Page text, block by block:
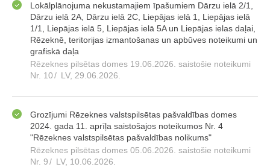
Lokālplānojuma nekustamajiem īpašumiem Dārzu ielā 2/1,
Dārzu ielā 2A, Dārzu ielā 2C, Liepājas ielā 1, Liepājas ielā
1/1, Liepājas ielā 5, Liepājas ielā 5A un Liepājas ielas daļai,
Rēzeknē, teritorijas izmantošanas un apbūves noteikumi un
grafiskā daļa
Rēzeknes pilsētas domes 19.06.2026. saistošie noteikumi
Nr. 10/ LV, 29.06.2026.
Grozījumi Rēzeknes valstspilsētas pašvaldības domes
2024. gada 11. aprīļa saistošajos noteikumos Nr. 4
"Rēzeknes valstspilsētas pašvaldības nolikums"
Rēzeknes pilsētas domes 05.06.2026. saistošie noteikumi
Nr. 9/ LV, 10.06.2026.